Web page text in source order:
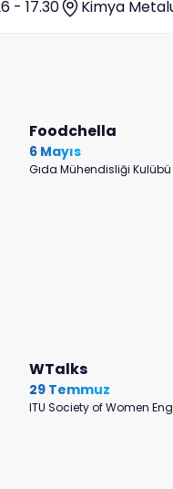
- 17.30 Kimya
Foodchella
6 Mayıs
Gıda Mühendisliği Kulübü
WTalks
29 Temmuz
ITU Society of Women